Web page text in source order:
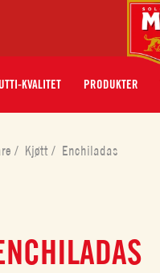
KVALITET PRODUKTER
/ Kjøtt/ Enchiladas